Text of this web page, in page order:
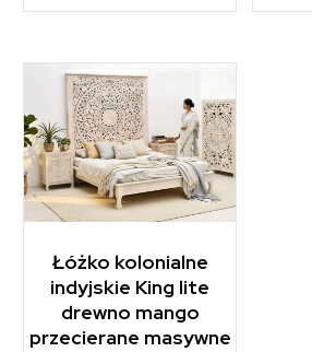
Łóżko kolonialne
indyjskie King lite
drewno mango
przecierane masywne